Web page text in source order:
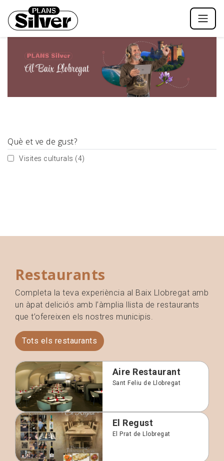
Què et ve de gust?
Visites culturals (4)
Restaurants
Completa la teva experiència al Baix Llobregat amb
un àpat deliciós amb l’àmplia llista de restaurants
que t’ofereixen els nostres municipis.
Tots els restaurants
Aire Restaurant
Sant Feliu de Llobregat
El Regust
El Prat de Llobregat